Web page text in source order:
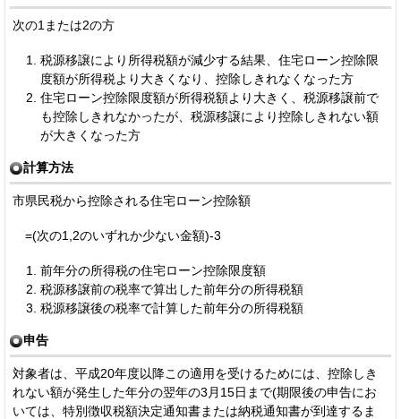
次の1または2の方
税源移譲により所得税額が減少する結果、住宅ローン控除限
度額が所得税より大きくなり、控除しきれなくなった方
住宅ローン控除限度額が所得税額より大きく、税源移譲前で
も控除しきれなかったが、税源移譲により控除しきれない額
が大きくなった方
計算方法
市県民税から控除される住宅ローン控除額
=(次の1,2のいずれか少ない金額)-3
前年分の所得税の住宅ローン控除限度額
税源移譲前の税率で算出した前年分の所得税額
税源移譲後の税率で計算した前年分の所得税額
申告
対象者は、平成20年度以降この適用を受けるためには、控除しき
れない額が発生した年分の翌年の3月15日まで(期限後の申告にお
いては、特別徴収税額決定通知書または納税通知書が到達するま